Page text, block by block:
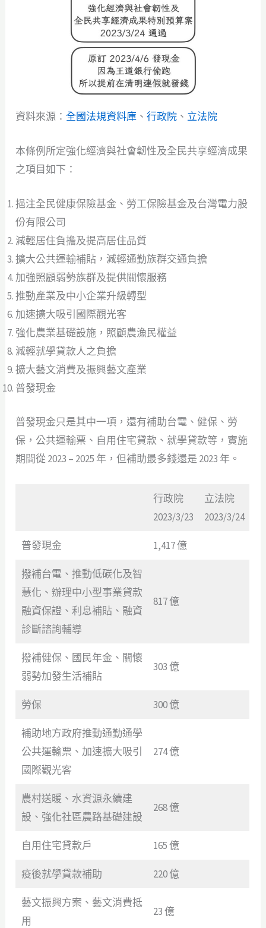
資料來源：全國法規資料庫 、行政院 、 立法院
本條例所定強化經濟與社會韌性及全民共享經濟成果
之項目如下：
挹注全民健康保險基金、勞工保險基金及台灣電力股
份有限公司
減輕居住負擔及提高居住品質
擴大公共運輸補貼，減輕通勤族群交通負擔
加強照顧弱勢族群及提供關懷服務
推動產業及中小企業升級轉型
加速擴大吸引國際觀光客
強化農業基礎設施，照顧農漁民權益
減輕就學貸款人之負擔
擴大藝文消費及振興藝文產業
普發現金
普發現金只是其中一項，還有補助台電、健保、勞
保，公共運輸票、自用住宅貸款、就學貸款等，實施
期間從 2023 – 2025 年，但補助最多錢還是 2023 年。
行政院
2023/3/23
立法院
2023/3/24
普發現金 1,417 億
撥補台電、推動低碳化及智
慧化、辦理中小型事業貸款
融資保證、利息補貼、融資
診斷諮詢輔導
817 億
撥補健保、國民年金、關懷
弱勢加發生活補貼
303 億
勞保 300 億
補助地方政府推動通勤通學
公共運輸票、加速擴大吸引
國際觀光客
274 億
農村送暖、水資源永續建
設、強化社區農路基礎建設
268 億
自用住宅貸款戶 165 億
疫後就學貸款補助 220 億
藝文振興方案、藝文消費抵
用
23 億